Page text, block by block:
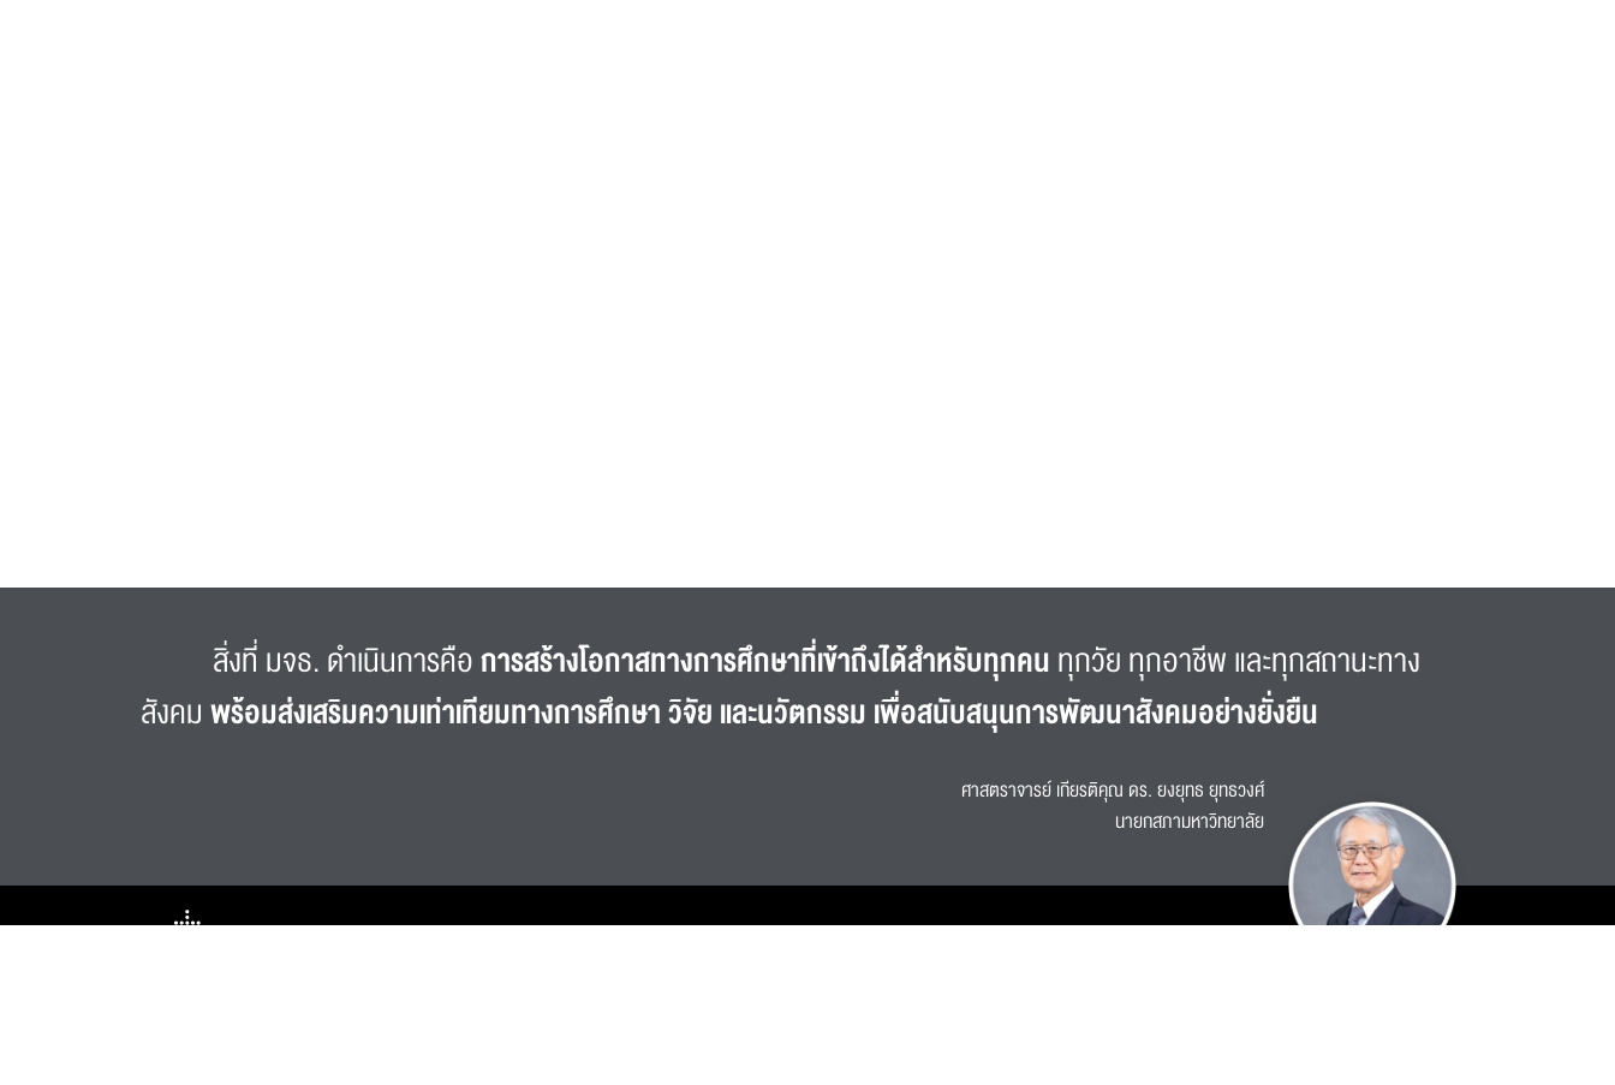
สิ่งที่ มจธ. ดำเนินการคือการสร้างโอกาสทางการศึกษาที่เข้าถึงได้สำหรับทุกคนทุกวัย ทุกอาชีพ และทุกสถานะทาง
สังคมพร้อมส่งเสริมความเท่าเทียมทางการศึกษา วิจัย และนวัตกรรม เพื่อสนับสนุนการพัฒนาสังคมอย่างยั่งยืน
ศาสตราจารย์ เกียรติคุณ ดร. ยงยุทธ ยุทธวงศ์
นายกสภามหาวิทยาลัย